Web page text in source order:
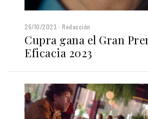
26/10/2023 Redacción
Cupra gana el Gran
Eficacia 2023